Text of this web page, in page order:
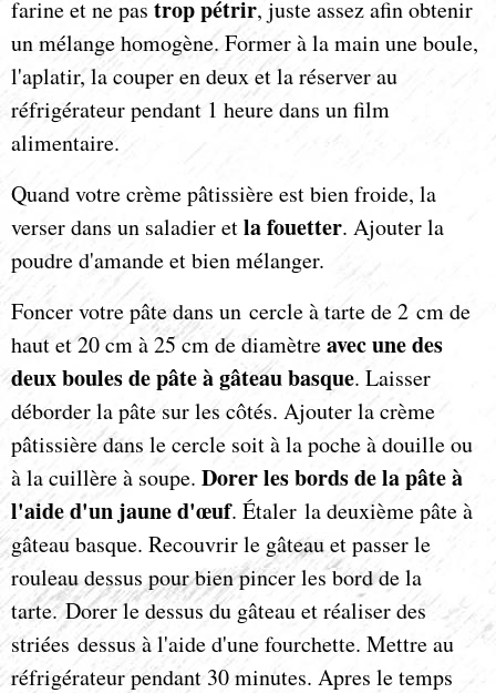
farine et ne pas trop pétrir, juste assez afin obtenir
un mélange homogène. Former à la main une boule,
l'aplatir, la couper en deux et la réserver au
réfrigérateur pendant 1 heure dans un film
alimentaire.
Quand votre crème pâtissière est bien froide, la
verser dans un saladier etla fouetter. Ajouter la
poudre d'amande et bien mélanger.
Foncer votre pâte dans un cercle à tarte de 2 cm de
haut et 20 cm à 25 cm de diamètreavec une des
deux boules de pâte à gâteau basque. Laisser
déborder la pâte sur les côtés. Ajouter la crème
pâtissière dans le cercle soit à la poche à douille ou
à la cuillère à soupe. Dorer les bords de la pâte à
l'aide d'un jaune d'œuf. Étaler la deuxième pâte à
gâteau basque. Recouvrir le gâteau et passer le
rouleau dessus pour bien pincer les bord de la
tarte. Dorer le dessus du gâteau et réaliser des
striées dessus à l'aide d'une fourchette. Mettre au
réfrigérateur pendant 30 minutes. Apres le temps